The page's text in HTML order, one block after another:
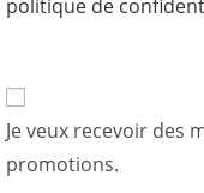
politique de
Je veux recevoir des
promotions.